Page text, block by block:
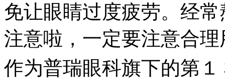
免让眼睛过度疲劳。经
注意啦，一定要注意合理
作为普瑞眼科旗下的第